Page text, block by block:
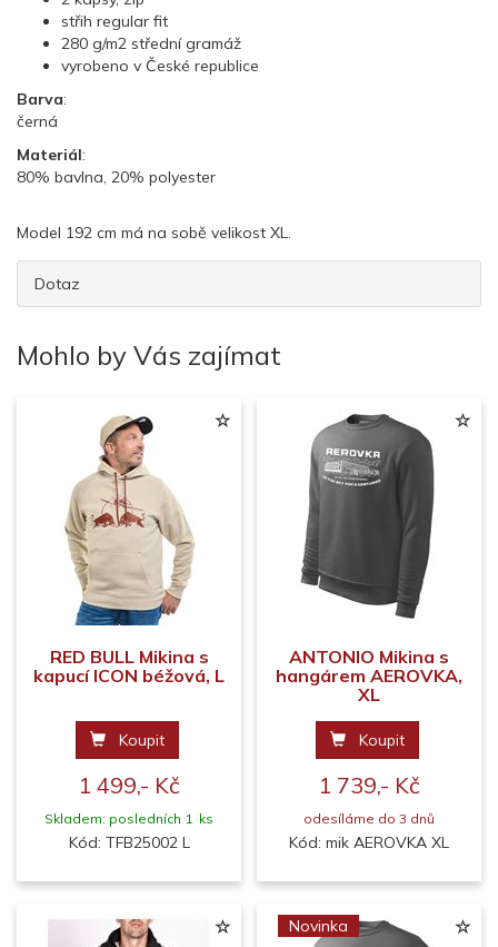
střih regular fit
280 g/m2 střední gramáž
vyrobeno v České republice
Barva:
černá
Materiál:
80% bavlna, 20% polyester
Model 192 cm má na sobě velikost XL.
Dotaz
Mohlo by Vás zajímat
RED BULL Mikina s
kapucí ICON béžová, L
Koupit
1 499,- Kč
Skladem: posledních 1 ks
Kód: TFB25002 L
ANTONIO Mikina s
hangárem AEROVKA,
XL
Koupit
1 739,- Kč
odesíláme do 3 dnů
Kód: mik AEROVKA XL
Novinka